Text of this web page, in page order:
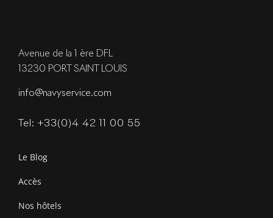
Avenue de la 1 ère DFL
13230 PORT SAINT LOUIS
info@navyservice.com
Tel: +33(0)4 42 11 00 55
Le Blog
Accès
Nos hôtels